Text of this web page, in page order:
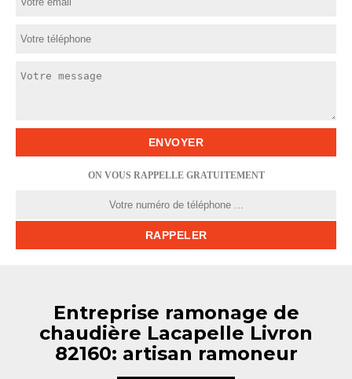
ON VOUS RAPPELLE GRATUITEMENT
Entreprise ramonage de
chaudière Lacapelle Livron
82160: artisan ramoneur